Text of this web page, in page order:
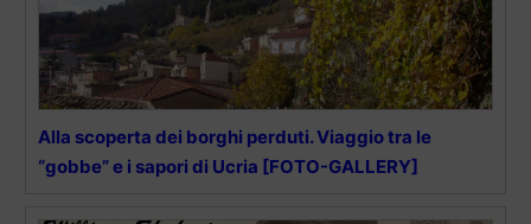
Alla scoperta dei borghi perduti. Viaggio tra le
“gobbe” e i sapori di Ucria [FOTO-GALLERY]